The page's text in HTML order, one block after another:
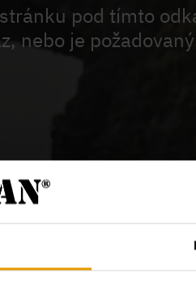
pod tímto
nebo je